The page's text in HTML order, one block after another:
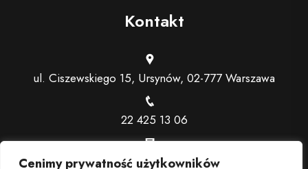
Cenimy prywatność użytkowników
Kontakt
ul. Ciszewskiego 15, Ursynów, 02-777 Warszawa
22 425 13 06
recepcja@trenerindywidualny.pl